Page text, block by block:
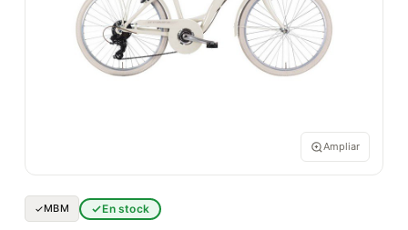
Ampliar
MBM En stock